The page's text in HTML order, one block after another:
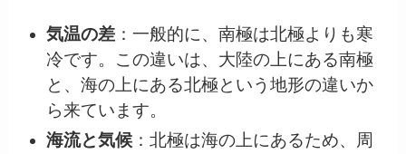
気温の差：一般的に、南極は北極よりも寒
冷です。この違いは、大陸の上にある南極
と、海の上にある北極という地形の違いか
ら来ています。
海流と気候：北極は海の上にあるため、周